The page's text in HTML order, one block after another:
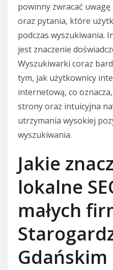
powinny zwracać
oraz pytania, które
podczas wyszukiwania.
jest znaczenie
Wyszukiwarki coraz
tym, jak użytkownicy
internetową, co
strony oraz intuicyjna
utrzymania wysokiej
wyszukiwania.
Jakie
lokalne
małych
Gdańskim